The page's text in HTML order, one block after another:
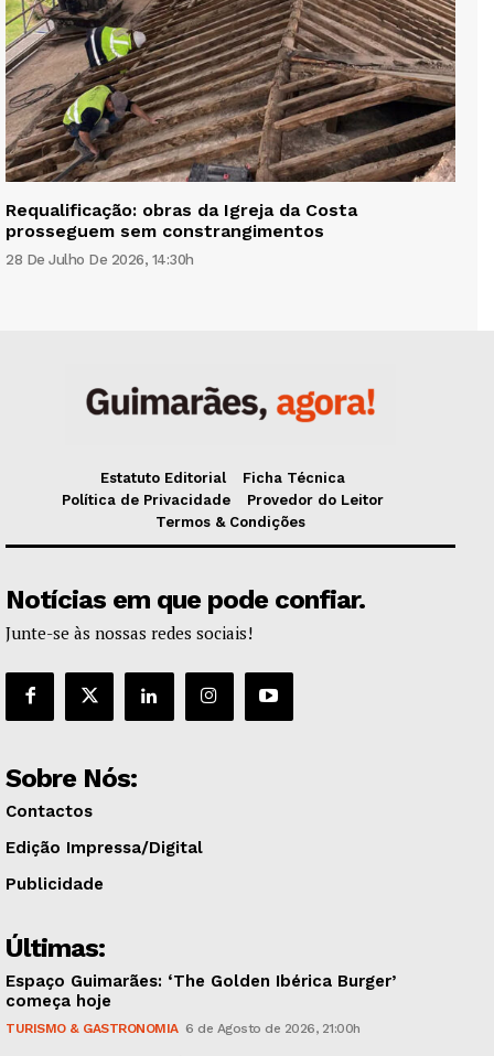
Requalificação: obras da Igreja da Costa
prosseguem sem constrangimentos
28 De Julho De 2026, 14:30h
Estatuto Editorial
Ficha Técnica
Política de Privacidade
Provedor do Leitor
Termos & Condições
Notícias em que pode confiar.
Junte-se às nossas redes sociais!
Sobre Nós:
Contactos
Edição Impressa/Digital
Publicidade
Últimas:
Espaço Guimarães: ‘The Golden Ibérica Burger’
começa hoje
TURISMO & GASTRONOMIA 6 de Agosto de 2026, 21:00h